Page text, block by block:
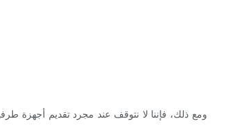
ومع ذلك، فإننا لا نتوقف عند مجرد تقديم أجهزة